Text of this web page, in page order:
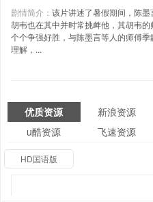
剧情简介： 该片讲述了暑假期间，陈
胡韦也在其中并时常挑衅他，其胡韦
个个争强好胜，与陈墨言等人的师傅
理解，...
优质资源 新浪资源
u酷资源
飞速资源
HD国语版